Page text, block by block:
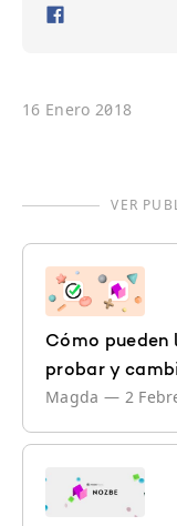
Ð
16 Enero 2018
VER
Cómo pueden
probar y
Magda — 2